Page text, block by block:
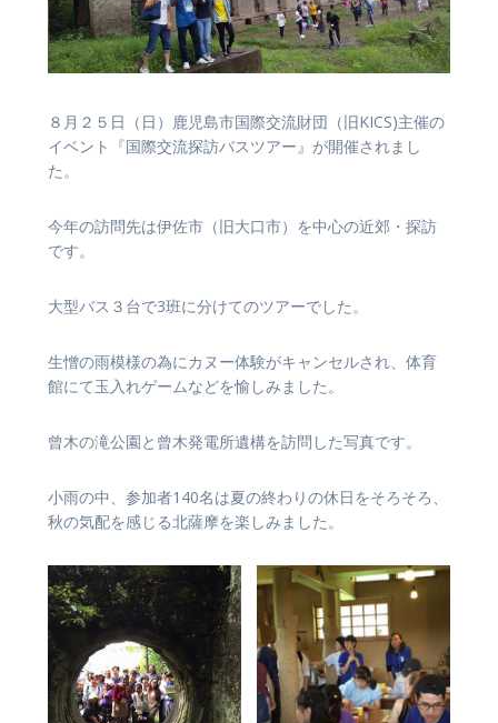
８月２５日（日）鹿児島市国際交流財団（旧KICS)主催の
イベント『国際交流探訪バスツアー』が開催されまし
た。
今年の訪問先は伊佐市（旧大口市）を中心の近郊・探訪
です。
大型バス３台で3班に分けてのツアーでした。
生憎の雨模様の為にカヌー体験がキャンセルされ、体育
館にて玉入れゲームなどを愉しみました。
曾木の滝公園と曾木発電所遺構を訪問した写真です。
小雨の中、参加者140名は夏の終わりの休日をそろそろ、
秋の気配を感じる北薩摩を楽しみました。